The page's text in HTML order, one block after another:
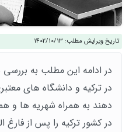
تاریخ ویرایش مطلب: 1402/10/13
در ادامه این مطلب به
در ترکیه و دانشگاه های
دهند به همراه شهریه ها و
در کشور ترکیه را پس از فارغ